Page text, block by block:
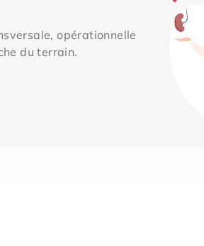
opérationnelle
du terrain.